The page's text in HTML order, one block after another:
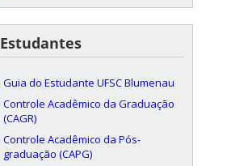
Estudantes
Guia do Estudante UFSC Blumenau
Controle Acadêmico da Graduação
(CAGR)
Controle Acadêmico da Pós-
graduação (CAPG)